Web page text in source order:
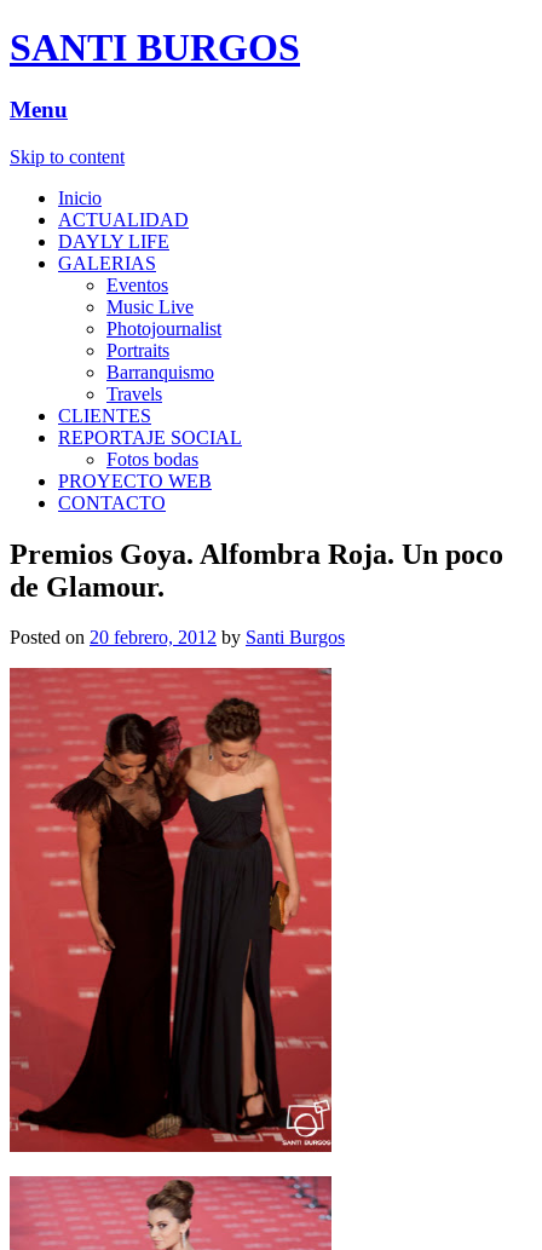
SANTI BURGOS
Menu
Skip to content
Inicio
ACTUALIDAD
DAYLY LIFE
GALERIAS
Eventos
Music Live
Photojournalist
Portraits
Barranquismo
Travels
CLIENTES
REPORTAJE SOCIAL
Fotos bodas
PROYECTO WEB
CONTACTO
Premios Goya. Alfombra Roja. Un poco
de Glamour.
Posted on 20 febrero, 2012 by Santi Burgos